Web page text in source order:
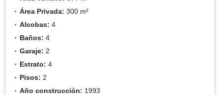
Área Privada: 300 m²
Alcobas: 4
Baños: 4
Garaje: 2
Estrato: 4
Pisos: 2
Año construcción: 1993